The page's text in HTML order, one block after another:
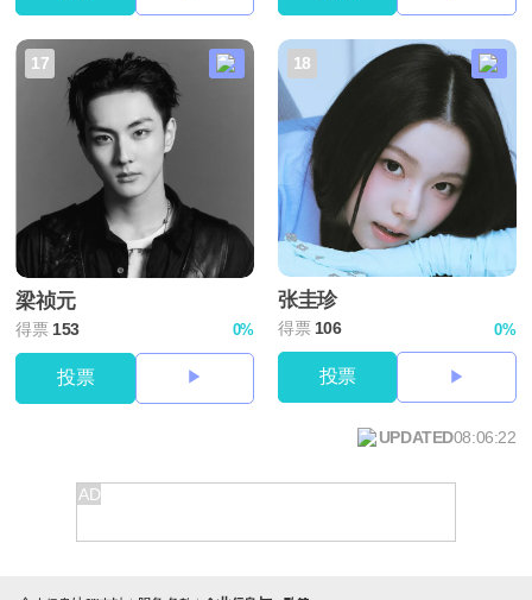
17
梁祯元
得票 153 0%
投票
18
张圭珍
得票106 0%
投票
UPDATED08:06:22
AD